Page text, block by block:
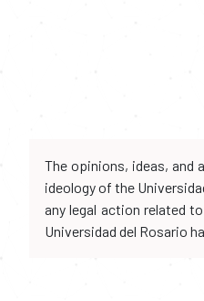
The opinions, ideas, and
ideology of the
any legal action related
Universidad del Rosario